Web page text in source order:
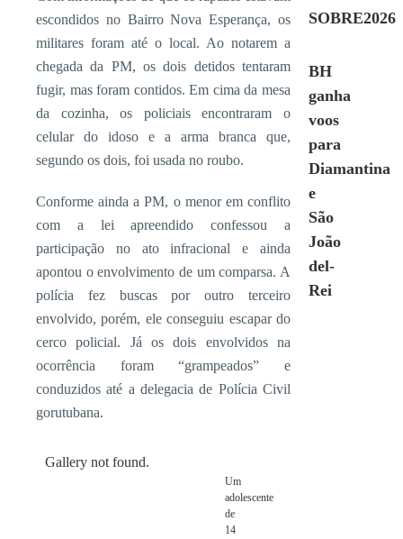
escondidos no Bairro Nova Esperança, os
militares foram até o local. Ao notarem a
chegada da PM, os dois detidos tentaram
fugir, mas foram contidos. Em cima da mesa
da cozinha, os policiais encontraram o
celular do idoso e a arma branca que,
segundo os dois, foi usada no roubo.
Conforme ainda a PM, o menor em conflito
com a lei apreendido confessou a
participação no ato infracional e ainda
apontou o envolvimento de um comparsa. A
polícia fez buscas por outro terceiro
envolvido, porém, ele conseguiu escapar do
cerco policial. Já os dois envolvidos na
ocorrência foram “grampeados” e
conduzidos até a delegacia de Polícia Civil
gorutubana.
Gallery not found.
Um
adolescente
de
14
SOBRE2026
BH
ganha
voos
para
Diamantina
e
São
João
del-
Rei